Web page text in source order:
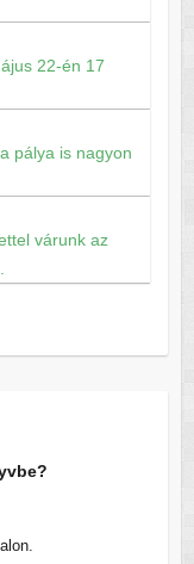
22-én 17
pálya is nagyon
várunk az